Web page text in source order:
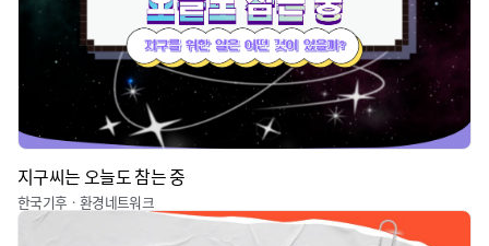
지구씨는 오늘도 참는 중
한국기후ㆍ환경네트워크